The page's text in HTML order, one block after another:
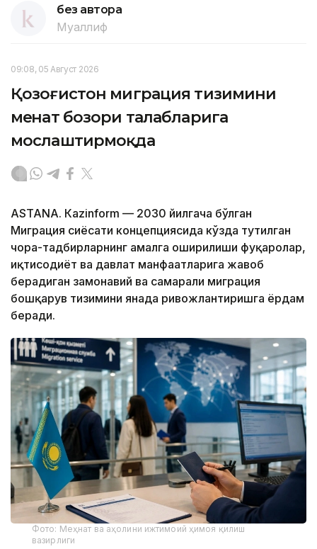
без автора
Муаллиф
09:08, 05 Август 2026
Қозоғистон миграция тизимини
меҳнат бозори талабларига
мослаштирмоқда
ASTANА. Кazinform — 2030 йилгача бўлган
Миграция сиёсати концепциясида кўзда тутилган
чора-тадбирларнинг амалга оширилиши фуқаролар,
иқтисодиёт ва давлат манфаатларига жавоб
берадиган замонавий ва самарали миграция
бошқарув тизимини янада ривожлантиришга ёрдам
беради.
Фото: Меҳнат ва аҳолини ижтимоий ҳимоя қилиш
вазирлиги